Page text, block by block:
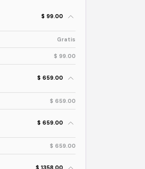
$ 99.00
Gratis
$ 99.00
$ 659.00
$ 659.00
$ 659.00
$ 659.00